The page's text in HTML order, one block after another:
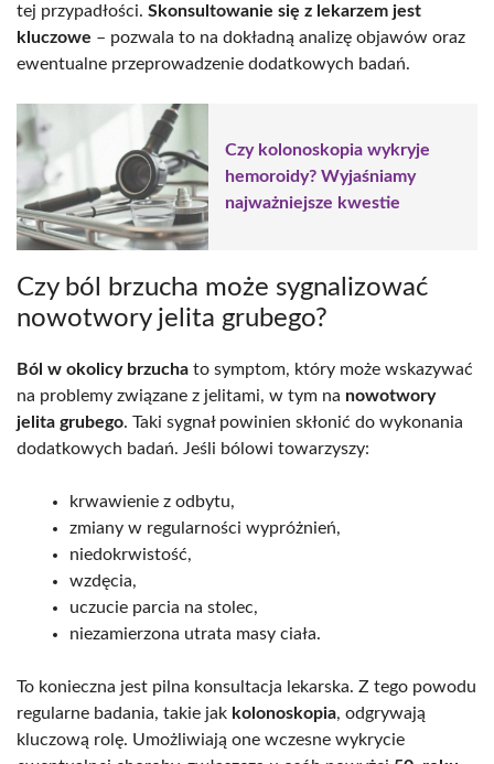
tej przypadłości. Skonsultowanie się z lekarzem jest
kluczowe – pozwala to na dokładną analizę objawów oraz
ewentualne przeprowadzenie dodatkowych badań.
Czy kolonoskopia wykryje
hemoroidy? Wyjaśniamy
najważniejsze kwestie
Czy ból brzucha może sygnalizować
nowotwory jelita grubego?
Ból w okolicy brzucha to symptom, który może wskazywać
na problemy związane z jelitami, w tym na nowotwory
jelita grubego. Taki sygnał powinien skłonić do wykonania
dodatkowych badań. Jeśli bólowi towarzyszy:
krwawienie z odbytu,
zmiany w regularności wypróżnień,
niedokrwistość,
wzdęcia,
uczucie parcia na stolec,
niezamierzona utrata masy ciała.
To konieczna jest pilna konsultacja lekarska. Z tego powodu
regularne badania, takie jak kolonoskopia, odgrywają
kluczową rolę. Umożliwiają one wczesne wykrycie